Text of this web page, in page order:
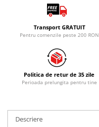
Transport GRATUIT
Pentru comenzile peste 200 RON
Politica de retur de 35 zile
Perioada prelungita pentru tine
Descriere